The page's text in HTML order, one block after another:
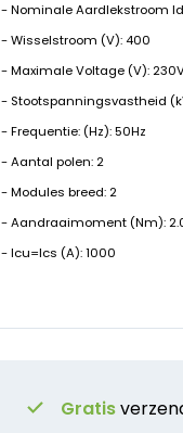
- Nominale Aardlekstroom Id
- Wisselstroom (V): 400
- Maximale Voltage (V):
- Stootspanningsvastheid
- Frequentie: (Hz): 50Hz
- Aantal polen: 2
- Modules breed: 2
- Aandraaimoment (Nm):
- Icu=Ics (A): 1000
Gratis